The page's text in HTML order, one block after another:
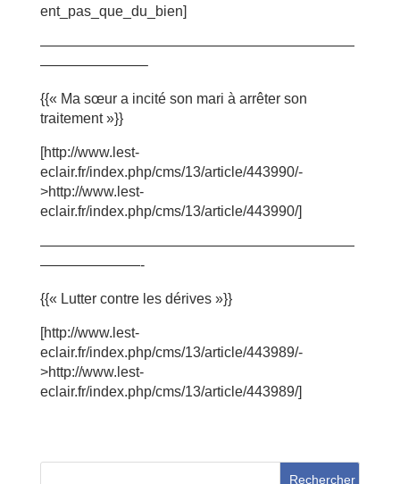
ent_pas_que_du_bien]
——————————————————————
———————–
{{« Ma sœur a incité son mari à arrêter son
traitement »}}
[http://www.lest-
eclair.fr/index.php/cms/13/article/443990/-
>http://www.lest-
eclair.fr/index.php/cms/13/article/443990/]
——————————————————————
———————-
{{« Lutter contre les dérives »}}
[http://www.lest-
eclair.fr/index.php/cms/13/article/443989/-
>http://www.lest-
eclair.fr/index.php/cms/13/article/443989/]